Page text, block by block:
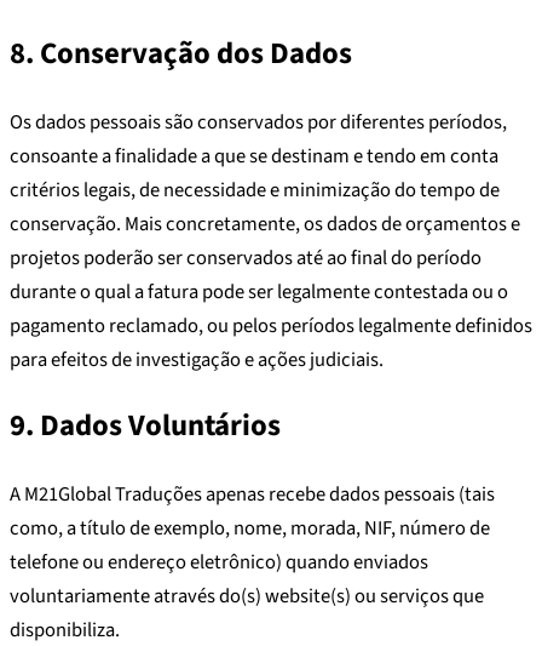
8. Conservação dos Dados
Os dados pessoais são conservados por diferentes períodos,
consoante a finalidade a que se destinam e tendo em conta
critérios legais, de necessidade e minimização do tempo de
conservação. Mais concretamente, os dados de orçamentos e
projetos poderão ser conservados até ao final do período
durante o qual a fatura pode ser legalmente contestada ou o
pagamento reclamado, ou pelos períodos legalmente definidos
para efeitos de investigação e ações judiciais.
9. Dados Voluntários
A M21Global Traduções apenas recebe dados pessoais (tais
como, a título de exemplo, nome, morada, NIF, número de
telefone ou endereço eletrônico) quando enviados
voluntariamente através do(s) website(s) ou serviços que
disponibiliza.